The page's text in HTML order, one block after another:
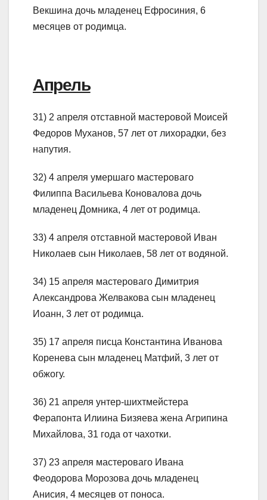
Векшина дочь младенец Ефросиния, 6
месяцев от родимца.
Апрель
31) 2 апреля отставной мастеровой Моисей
Федоров Муханов, 57 лет от лихорадки, без
напутия.
32) 4 апреля умершаго мастероваго
Филиппа Васильева Коновалова дочь
младенец Домника, 4 лет от родимца.
33) 4 апреля отставной мастеровой Иван
Николаев сын Николаев, 58 лет от водяной.
34) 15 апреля мастероваго Димитрия
Александрова Желвакова сын младенец
Иоанн, 3 лет от родимца.
35) 17 апреля писца Константина Иванова
Коренева сын младенец Матфий, 3 лет от
обжогу.
36) 21 апреля унтер-шихтмейстера
Ферапонта Илиина Бизяева жена Агрипина
Михайлова, 31 года от чахотки.
37) 23 апреля мастероваго Ивана
Феодорова Морозова дочь младенец
Анисия, 4 месяцев от поноса.